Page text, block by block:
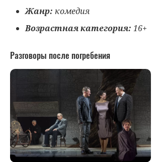
Жанр: комедия
Возрастная категория: 16+
Разговоры после погребения